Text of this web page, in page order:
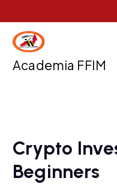
k
Academia FFIM
Crypto
Beginners